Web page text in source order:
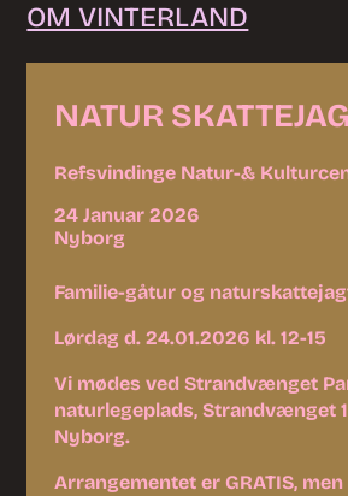
OM VINTERLAND
NATUR
Refsvindinge Natur-&
24 Januar 2026
Nyborg
Familie-gåtur og
Lørdag d. 24.01.2026 kl. 12-15
Vi mødes ved Strandvænget
naturlegeplads, Strandvænget
Nyborg.
Arrangementet er GRATIS,